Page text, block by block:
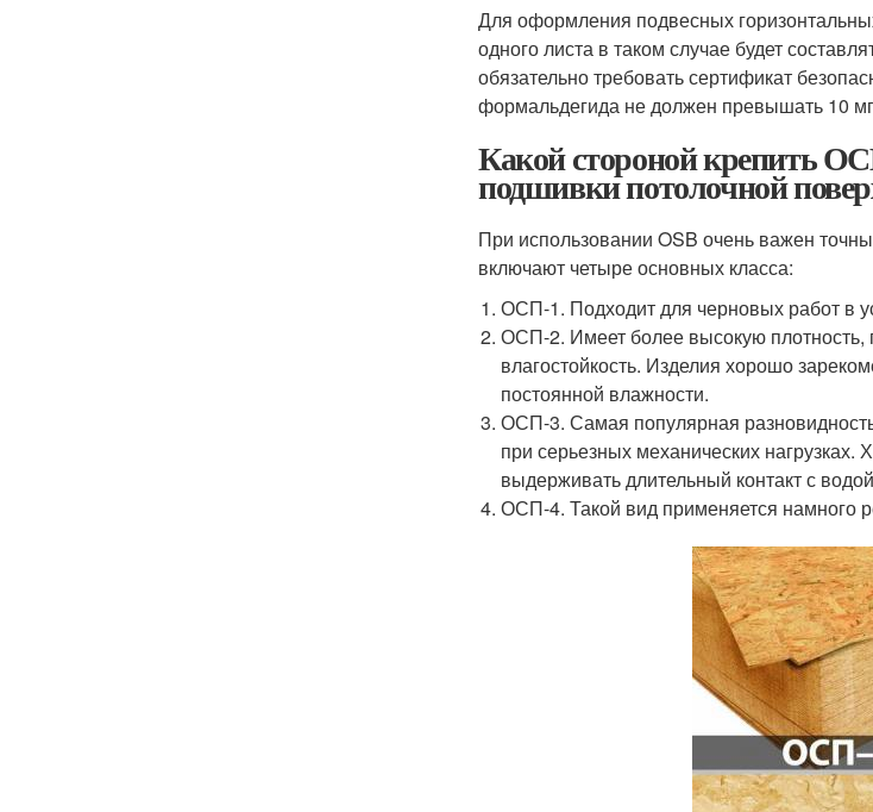
Для оформления подвесных
одного листа в таком случае будет
обязательно требовать сертификат
формальдегида не должен превышать 10 мг/
Какой стороной крепить
подшивки потолочной
При использовании OSB очень важен
включают четыре основных класса:
ОСП-1. Подходит для черновых работ в
ОСП-2. Имеет более высокую
влагостойкость. Изделия хорошо
постоянной влажности.
ОСП-3. Самая популярная
при серьезных механических нагрузках.
выдерживать длительный контакт с
ОСП-4. Такой вид применяется намного